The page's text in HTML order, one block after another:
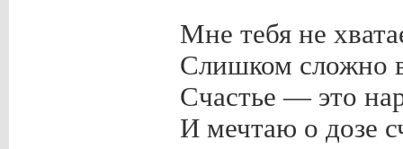
Мне тебя не
Слишком сложно
Счастье — это
И мечтаю о дозе